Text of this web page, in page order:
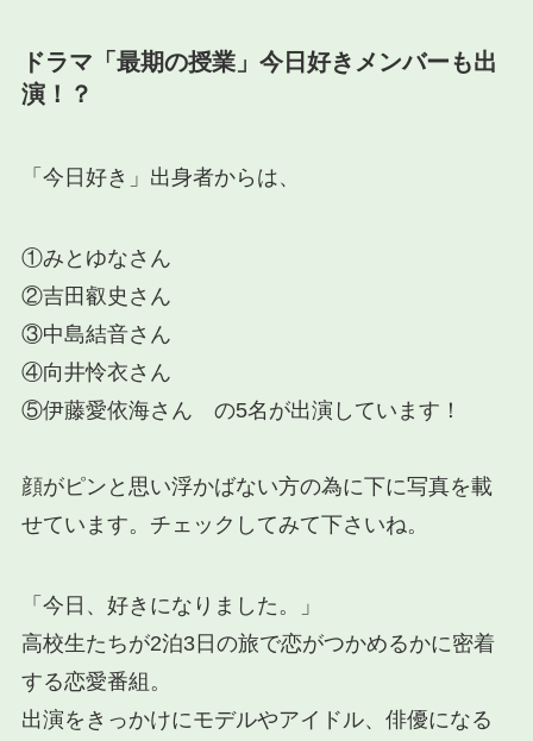
ドラマ「最期の授業」今日好きメンバーも出
演！？
「今日好き」出身者からは、
①みとゆなさん
②吉田叡史さん
③中島結音さん
④向井怜衣さん
⑤伊藤愛依海さん の5名が出演しています！
顔がピンと思い浮かばない方の為に下に写真を載
せています。チェックしてみて下さいね。
「今日、好きになりました。」
高校生たちが2泊3日の旅で恋がつかめるかに密着
する恋愛番組。
出演をきっかけにモデルやアイドル、俳優になる